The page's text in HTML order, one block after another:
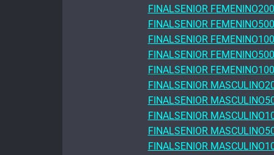
FINALSENIOR
FINALSENIOR
FINALSENIOR
FINALSENIOR
FINALSENIOR
FINALSENIOR
FINALSENIOR
FINALSENIOR
FINALSENIOR
FINALSENIOR